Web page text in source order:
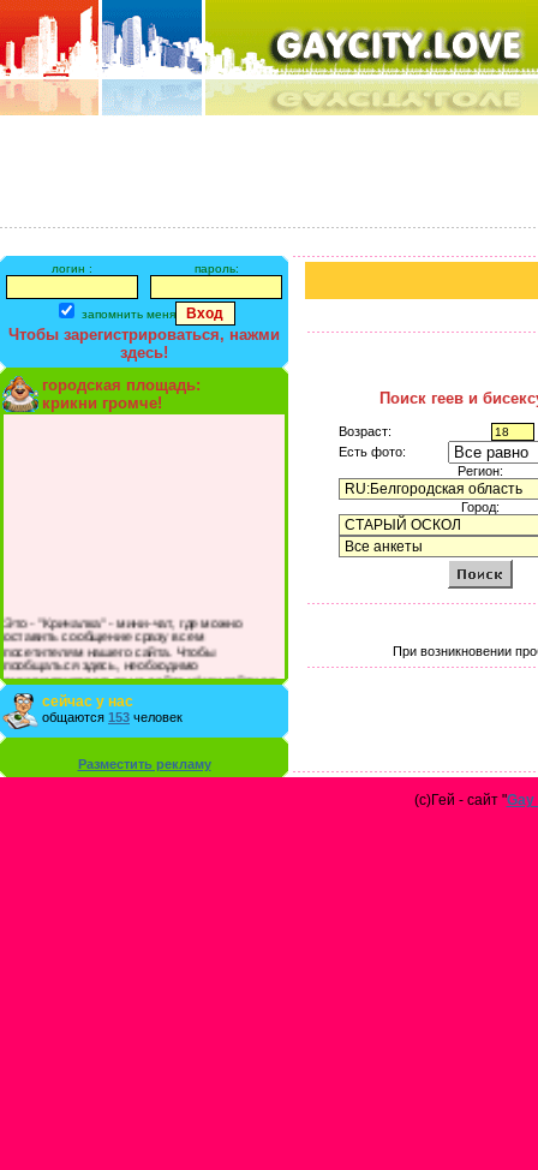
логин : пароль:
запомнить меня
Чтобы зарегистрироваться, нажми
здесь!
городская площадь:
крикни громче!
Это - "Кричалка" - мини-чат, где можно
оставить сообщение сразу всем
посетителям нашего сайта. Чтобы
пообщаться здесь, необходимо
зарегистрироваться на сайте и/или войти со
своими логином и паролем.
сейчас у нас
общаются 153 человек
Разместить рекламу
Поиск геев и
Возраст:
Есть фото:
Регион:
Город:
При возникновении
(с)Гей - сайт "Gay